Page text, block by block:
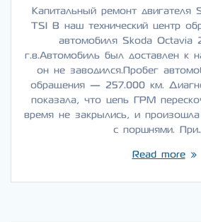
Капитальный ремонт двигателя
TSI В наш технический центр
автомобиля Skoda Octavia
г.в.Автомобиль был доставлен к
он не заводился.Пробег
обращения — 257.000 км.
показала, что цепь ГРМ
время не закрылись, и произошла
с поршнями.
Read more